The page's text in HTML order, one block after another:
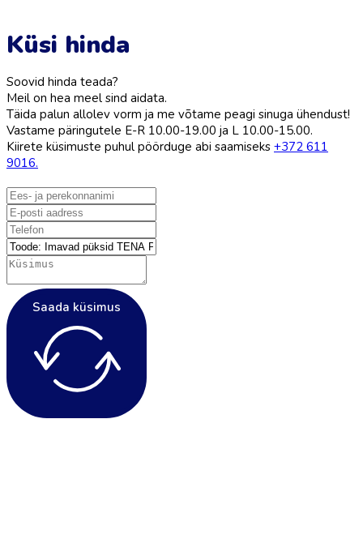
Küsi hinda
Soovid hinda teada?
Meil on hea meel sind aidata.
Täida palun allolev vorm ja me võtame peagi sinuga ühendust!
Vastame päringutele E-R 10.00-19.00 ja L 10.00-15.00.
Kiirete küsimuste puhul pöörduge abi saamiseks +372 611
9016.
Saada küsimus